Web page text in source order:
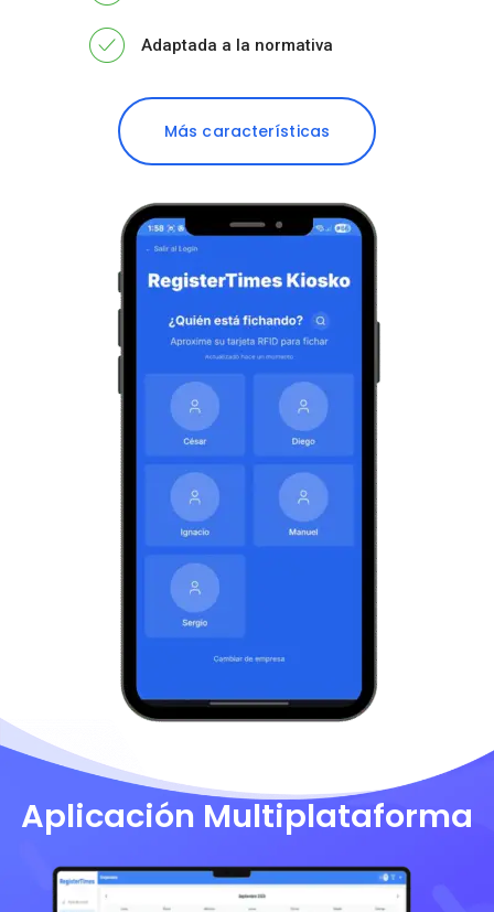
Adaptada a la normativa
Más características
Aplicación Multiplataforma